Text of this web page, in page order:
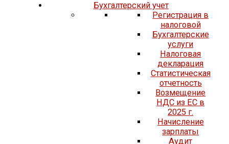
Бухгалтерский учет
Регистрация в
налоговой
Бухгалтерские
услуги
Налоговая
декларация
Статистическая
отчетность
Возмещение
НДС из ЕС в
2025 г.
Начисление
зарплаты
Аудит